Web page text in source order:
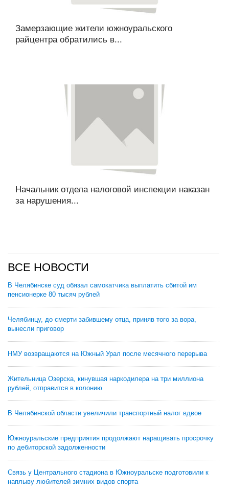
Замерзающие жители южноуральского
райцентра обратились в...
Начальник отдела налоговой инспекции наказан
за нарушения...
ВСЕ НОВОСТИ
В Челябинске суд обязал самокатчика выплатить сбитой им
пенсионерке 80 тысяч рублей
Челябинцу, до смерти забившему отца, приняв того за вора,
вынесли приговор
НМУ возвращаются на Южный Урал после месячного перерыва
Жительница Озерска, кинувшая наркодилера на три миллиона
рублей, отправится в колонию
В Челябинской области увеличили транспортный налог вдвое
Южноуральские предприятия продолжают наращивать просрочку
по дебиторской задолженности
Связь у Центрального стадиона в Южноуральске подготовили к
наплыву любителей зимних видов спорта